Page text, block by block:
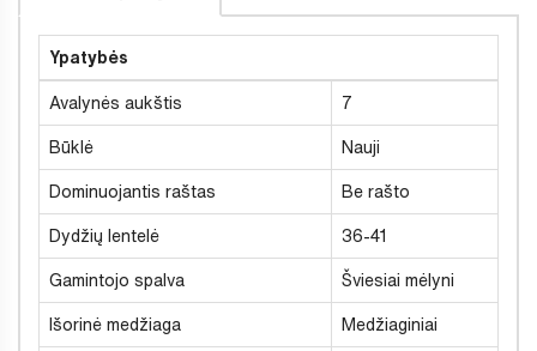
Ypatybės
Avalynės aukštis 7
Būklė Nauji
Dominuojantis raštas Be rašto
Dydžių lentelė 36-41
Gamintojo spalva Šviesiai mėlyni
Išorinė medžiaga Medžiaginiai